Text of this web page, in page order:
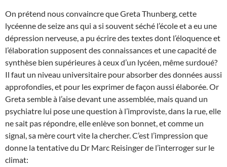
On prétend nous convaincre que Greta Thunberg, cette
lycéenne de seize ans qui a si souvent séché l’école et a eu une
dépression nerveuse, a pu écrire des textes dont l’éloquence et
l’élaboration supposent des connaissances et une capacité de
synthèse bien supérieures à ceux d’un lycéen, même surdoué?
Il faut un niveau universitaire pour absorber des données aussi
approfondies, et pour les exprimer de façon aussi élaborée. Or
Greta semble à l’aise devant une assemblée, mais quand un
psychiatre lui pose une question à l’improviste, dans la rue, elle
ne sait pas répondre, elle enlève son bonnet, et comme un
signal, sa mère court vite la chercher. C’est l’impression que
donne la tentative du Dr Marc Reisinger de l’interroger sur le
climat: